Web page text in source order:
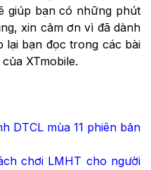
giúp bạn có những phút
xin cảm ơn vì đã dành
lại bạn đọc trong các bài
XTmobile.
DTCL mùa 11 phiên bản
chơi LMHT cho người